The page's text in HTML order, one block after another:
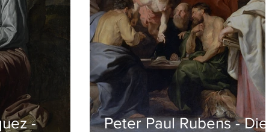
-
Peter Paul Rubens - Die